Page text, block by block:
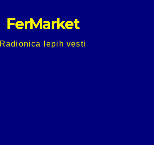
FerMarket
Radionica lepih vesti